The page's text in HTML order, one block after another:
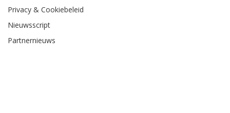
Privacy & Cookiebeleid
Nieuwsscript
Partnernieuws